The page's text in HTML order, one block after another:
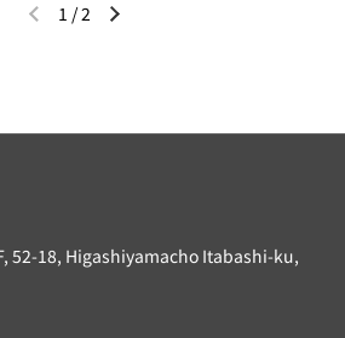
이전 슬라이드다음 슬라이드
1 /2
52-18, Higashiyamacho Itabashi-ku,